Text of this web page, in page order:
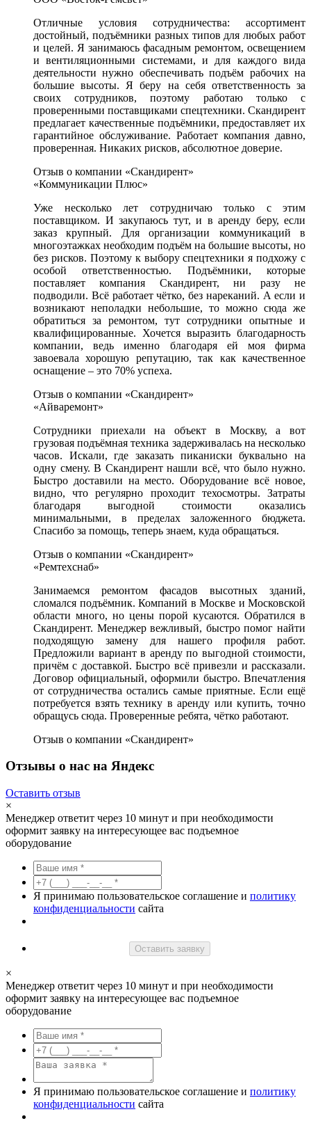
Отличные условия сотрудничества: ассортимент
достойный, подъёмники разных типов для любых работ
и целей. Я занимаюсь фасадным ремонтом, освещением
и вентиляционными системами, и для каждого вида
деятельности нужно обеспечивать подъём рабочих на
большие высоты. Я беру на себя ответственность за
своих сотрудников, поэтому работаю только с
проверенными поставщиками спецтехники. Скандирент
предлагает качественные подъёмники, предоставляет их
гарантийное обслуживание. Работает компания давно,
проверенная. Никаких рисков, абсолютное доверие.
Отзыв о компании «Скандирент»
«Коммуникации Плюс»
Уже несколько лет сотрудничаю только с этим
поставщиком. И закупаюсь тут, и в аренду беру, если
заказ крупный. Для организации коммуникаций в
многоэтажках необходим подъём на большие высоты, но
без рисков. Поэтому к выбору спецтехники я подхожу с
особой ответственностью. Подъёмники, которые
поставляет компания Скандирент, ни разу не
подводили. Всё работает чётко, без нареканий. А если и
возникают неполадки небольшие, то можно сюда же
обратиться за ремонтом, тут сотрудники опытные и
квалифицированные. Хочется выразить благодарность
компании, ведь именно благодаря ей моя фирма
завоевала хорошую репутацию, так как качественное
оснащение – это 70% успеха.
Отзыв о компании «Скандирент»
«Айваремонт»
Сотрудники приехали на объект в Москву, а вот
грузовая подъёмная техника задерживалась на несколько
часов. Искали, где заказать пиканиски буквально на
одну смену. В Скандирент нашли всё, что было нужно.
Быстро доставили на место. Оборудование всё новое,
видно, что регулярно проходит техосмотры. Затраты
благодаря выгодной стоимости оказались
минимальными, в пределах заложенного бюджета.
Спасибо за помощь, теперь знаем, куда обращаться.
Отзыв о компании «Скандирент»
«Ремтехснаб»
Занимаемся ремонтом фасадов высотных зданий,
сломался подъёмник. Компаний в Москве и Московской
области много, но цены порой кусаются. Обратился в
Скандирент. Менеджер вежливый, быстро помог найти
подходящую замену для нашего профиля работ.
Предложили вариант в аренду по выгодной стоимости,
причём с доставкой. Быстро всё привезли и рассказали.
Договор официальный, оформили быстро. Впечатления
от сотрудничества остались самые приятные. Если ещё
потребуется взять технику в аренду или купить, точно
обращусь сюда. Проверенные ребята, чётко работают.
Отзыв о компании «Скандирент»
Отзывы о нас на Яндекс
Оставить отзыв
×
Менеджер ответит через 10 минут и при необходимости
оформит заявку на интересующее вас подъемное
оборудование
Я принимаю пользовательское соглашение и политику
конфиденциальности сайта
Оставить заявку
×
Менеджер ответит через 10 минут и при необходимости
оформит заявку на интересующее вас подъемное
оборудование
Я принимаю пользовательское соглашение и политику
конфиденциальности сайта